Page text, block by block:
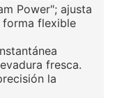
Power"; ajusta
flexible
fresca.
la